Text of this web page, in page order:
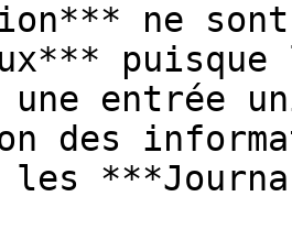
ne
une entrée
des
les